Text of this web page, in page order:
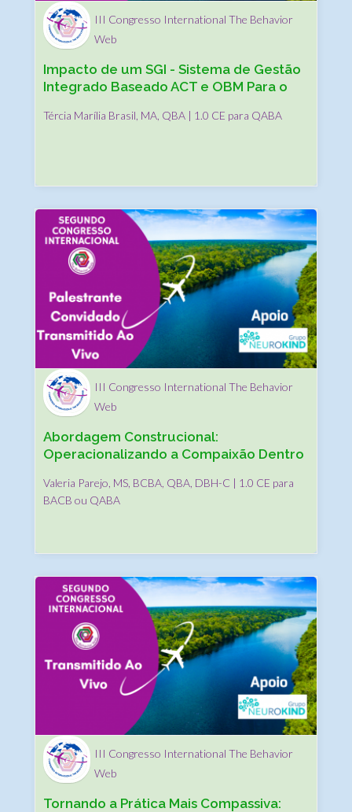
III Congresso International The Behavior
Web
Impacto de um SGI - Sistema de Gestão
Integrado Baseado ACT e OBM Para o
Tércia Marília Brasil, MA, QBA | 1.0 CE para QABA
III Congresso International The Behavior
Web
Abordagem Construcional:
Operacionalizando a Compaixão Dentro
Valeria Parejo, MS, BCBA, QBA, DBH-C | 1.0 CE para
BACB ou QABA
III Congresso International The Behavior
Web
Tornando a Prática Mais Compassiva: